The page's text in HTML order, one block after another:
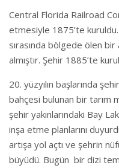
Central Florida Railroad
etmesiyle 1875’te
sırasında bölgede ölen bir
almıştır. Şehir 1885’te
20. yüzyılın başlarında
bahçesi bulunan bir tarım
şehir yakınlarındaki Bay
inşa etme planlarını
artışa yol açtı ve şehrin
büyüdü. Bugün bir dizi